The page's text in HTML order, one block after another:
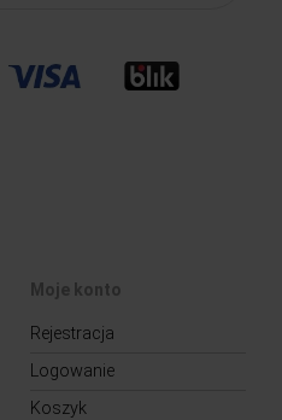
Moje konto
Rejestracja
Logowanie
Koszyk